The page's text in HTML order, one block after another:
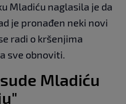
Mladiću naglasila je da
je pronađen neki novi
radi o kršenjima
sve obnoviti.
Mladiću